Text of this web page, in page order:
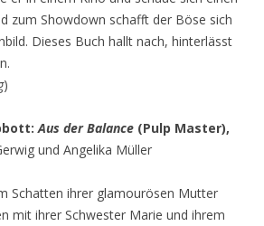
zum Showdown schafft der Böse sich
Dieses Buch hallt nach, hinterlässt
)
Aus der Balance (Pulp Master),
und Angelika Müller
Schatten ihrer glamourösen Mutter
mit ihrer Schwester Marie und ihrem